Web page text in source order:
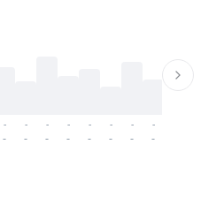
-
-
-
-
-
-
-
-
-
-
-
-
-
-
-
-